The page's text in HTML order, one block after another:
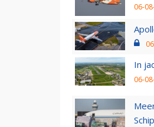
06-
In
06-